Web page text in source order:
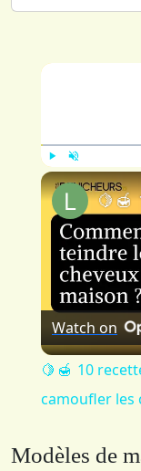
Watch on
🍋 🍯 10
camoufler les
Modèles de